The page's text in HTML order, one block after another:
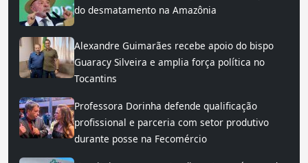
do desmatamento na Amazônia
Alexandre Guimarães recebe apoio do bispo
Guaracy Silveira e amplia força política no
Tocantins
Professora Dorinha defende qualificação
profissional e parceria com setor produtivo
durante posse na Fecomércio